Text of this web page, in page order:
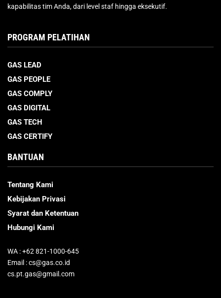
kapabilitas tim Anda, dari level staf hingga eksekutif.
PROGRAM PELATIHAN
GAS LEAD
GAS PEOPLE
GAS COMPLY
GAS DIGITAL
GAS TECH
GAS CERTIFY
BANTUAN
Tentang Kami
Kebijakan Privasi
Syarat dan Ketentuan
Hubungi Kami
WA : +62 821-1000-645
Email : cs@gas.co.id
cs.pt.gas@gmail.com